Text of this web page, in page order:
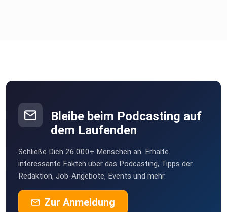
Bleibe beim Podcasting auf
dem Laufenden
Schließe Dich 26.000+ Menschen an. Erhalte
interessante Fakten über das Podcasting, Tipps der
Redaktion, Job-Angebote, Events und mehr.
Zur Anmeldung